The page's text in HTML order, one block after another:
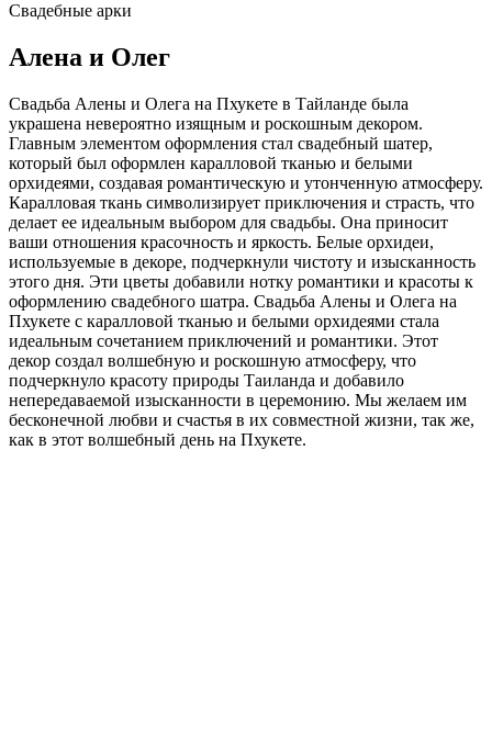
Свадебные арки
Алена и Олег
Свадьба Алены и Олега на Пхукете в Тайланде была
украшена невероятно изящным и роскошным декором.
Главным элементом оформления стал свадебный шатер,
который был оформлен каралловой тканью и белыми
орхидеями, создавая романтическую и утонченную атмосферу.
Каралловая ткань символизирует приключения и страсть, что
делает ее идеальным выбором для свадьбы. Она приносит
ваши отношения красочность и яркость. Белые орхидеи,
используемые в декоре, подчеркнули чистоту и изысканность
этого дня. Эти цветы добавили нотку романтики и красоты к
оформлению свадебного шатра. Свадьба Алены и Олега на
Пхукете с каралловой тканью и белыми орхидеями стала
идеальным сочетанием приключений и романтики. Этот
декор создал волшебную и роскошную атмосферу, что
подчеркнуло красоту природы Таиланда и добавило
непередаваемой изысканности в церемонию. Мы желаем им
бесконечной любви и счастья в их совместной жизни, так же,
как в этот волшебный день на Пхукете.